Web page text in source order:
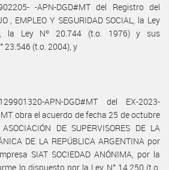
-APN-DGD#MT del Registro del
, EMPLEO Y SEGURIDAD SOCIAL, la Ley
la Ley Nº 20.744 (t.o. 1976) y sus
23.546 (t.o. 2004), y
APN-DGD#MT del EX-2023-
obra el acuerdo de fecha 25 de octubre
DE SUPERVISORES DE LA
DE LA REPÚBLICA ARGENTINA por
SIAT SOCIEDAD ANÓNIMA, por la
lo dispuesto por la Ley N° 14.250 (t.o.